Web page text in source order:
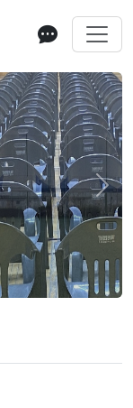
Next